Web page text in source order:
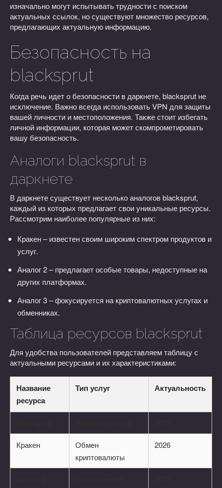
изначально могут испытывать трудности с поиском
актуальных ссылок, но существуют множество ресурсов,
предлагающих актуальную информацию.
Безопасность на
blacksprut
Когда речь идет о безопасности в даркнете, blacksprut не
исключение. Важно всегда использовать VPN для защиты
вашей личности и местоположения. Также стоит избегать
личной информации, которая может скомпрометировать
вашу безопасность.
Аналоги blacksprut в
даркнете
В даркнете существует несколько аналогов blacksprut,
каждый из которых предлагает свои уникальные ресурсы.
Рассмотрим наиболее популярные из них:
Кракен – известен своим широким спектром продуктов и
услуг.
Аналог 2 – предлагает особые товары, недоступные на
других платформах.
Аналог 3 – фокусируется на криптовалютных услугах и
обменниках.
Таблица ресурсов blacksprut
Для удобства пользователей представляем таблицу с
актуальными ресурсами и их характеристиками:
Название
ресурса
Тип услуг Актуальность
Кракен
Обмен
криптовалюты
2026